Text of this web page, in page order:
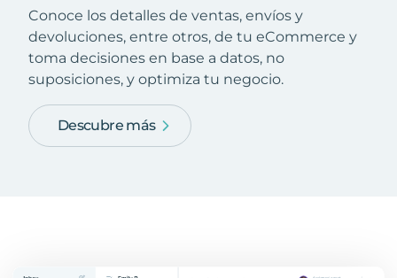
Conoce los detalles de ventas, envíos y
devoluciones, entre otros, de tu eCommerce y
toma decisiones en base a datos, no
suposiciones, y optimiza tu negocio.
Descubre más